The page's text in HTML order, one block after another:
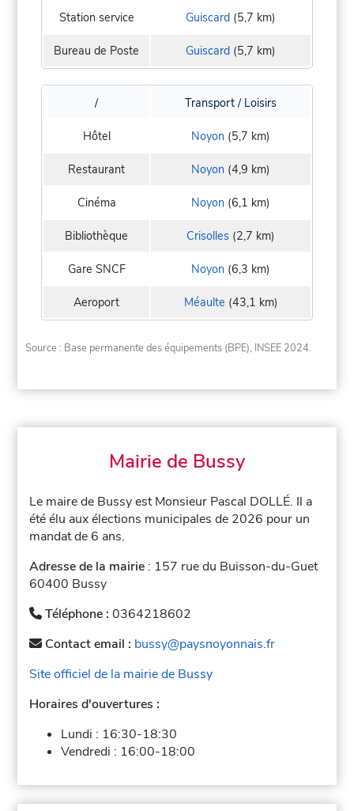
Station service Guiscard (5,7 km)
Bureau de Poste Guiscard (5,7 km)
/ Transport / Loisirs
Hôtel Noyon (5,7 km)
Restaurant Noyon (4,9 km)
Cinéma Noyon (6,1 km)
Bibliothèque Crisolles (2,7 km)
Gare SNCF Noyon (6,3 km)
Aeroport Méaulte (43,1 km)
Source : Base permanente des équipements (BPE), INSEE 2024.
Mairie de Bussy
Le maire de Bussy est Monsieur Pascal DOLLÉ. Il a
été élu aux élections municipales de 2026 pour un
mandat de 6 ans.
Adresse de la mairie : 157 rue du Buisson-du-Guet
60400 Bussy
Téléphone :0364218602
Contact email : bussy@paysnoyonnais.fr
Site officiel de la mairie de Bussy
Horaires d'ouvertures :
Lundi : 16:30-18:30
Vendredi : 16:00-18:00